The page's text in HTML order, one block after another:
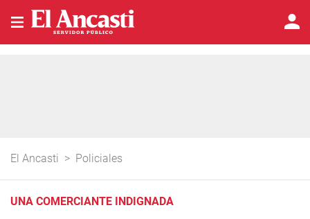
El Ancasti > Policiales
UNA COMERCIANTE INDIGNADA